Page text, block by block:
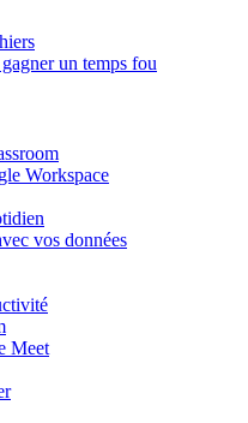
un temps fou
Workspace
vos données
Meet